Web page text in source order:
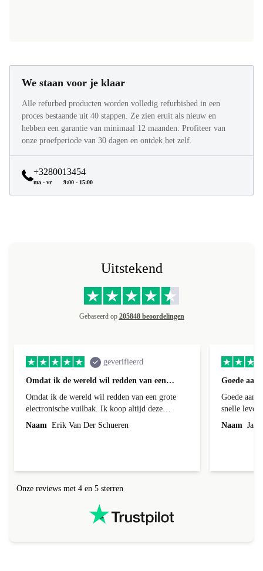
We staan voor je klaar
Alle refurbed producten worden volledig refurbished in een
proces bestaande uit 40 stappen. Ze zien eruit als nieuw en
hebben een garantie van minimaal 12 maanden. Profiteer van
onze proefperiode van 30 dagen en ontdek het zelf.
+3280013454
ma - vr 9:00 - 15:00
Uitstekend
Gebaseerd op 205848 beoordelingen
geverifieerd
Omdat ik de wereld wil redden van een…
Omdat ik de wereld wil redden van een grote
electronische vuilbak. Ik koop altijd deze
toestellen omdat het 1 geld bespaard en de
Naam Erik Van Der Schueren
Goede
Goede
snelle
Naam
Onze reviews met 4 en 5 sterren